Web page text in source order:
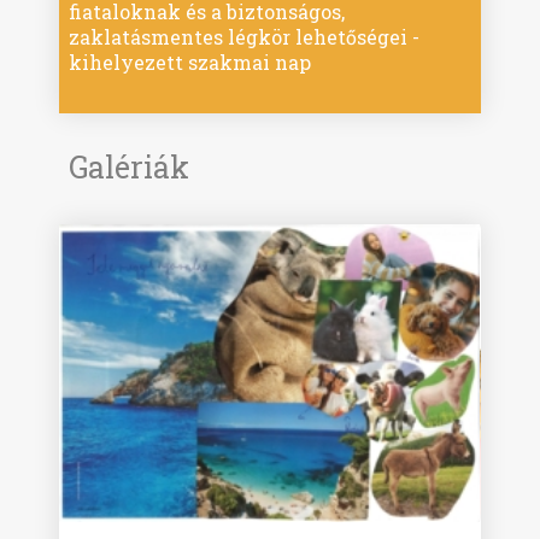
fiataloknak és a biztonságos,
zaklatásmentes légkör lehetőségei -
kihelyezett szakmai nap
Galériák